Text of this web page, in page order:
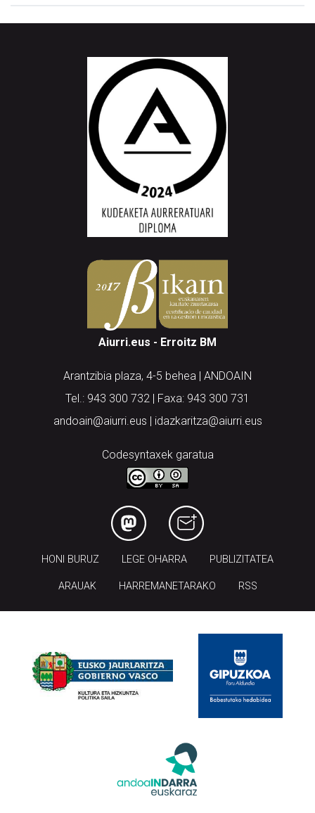
Aiurri.eus - Erroitz BM
Arantzibia plaza, 4-5 behea | ANDOAIN
Tel.: 943 300 732 | Faxa: 943 300 731
andoain@aiurri.eus | idazkaritza@aiurri.eus
Codesyntaxek garatua
HONI BURUZ LEGE OHARRA PUBLIZITATEA
ARAUAK HARREMANETARAKO RSS